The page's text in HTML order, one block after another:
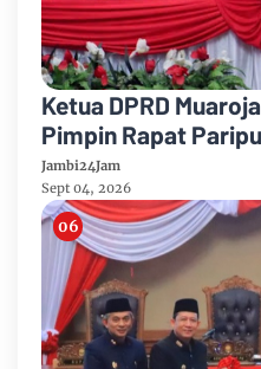
Ketua DPRD
Pimpin Rapat
Rancangan
Anggaran 2026
Jambi24Jam
Sept 04, 2026